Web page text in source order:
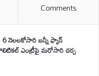
Comments
6 నెలలకోసారి బన్నీ ఫ్యాన్
ఎంట్రీపై మరోసారి చర్చ